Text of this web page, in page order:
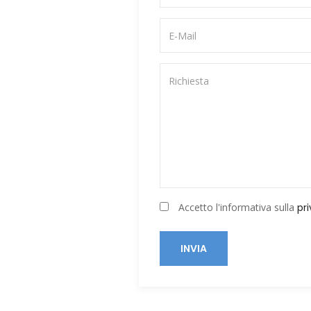
Accetto l'informativa sulla
INVIA